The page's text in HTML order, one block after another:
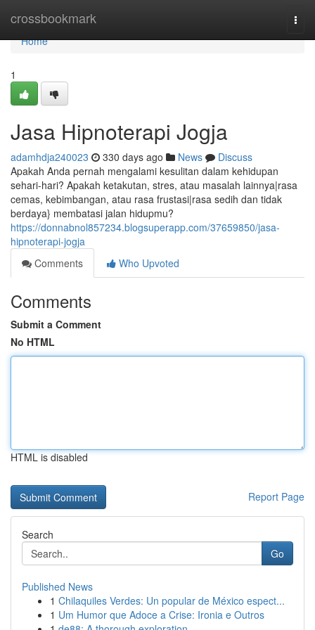
crossbookmark
Home
Home
1
Jasa Hipnoterapi Jogja
adamhdja240023 330 days ago News
Discuss
Apakah Anda pernah mengalami kesulitan dalam kehidupan
sehari-hari? Apakah ketakutan, stres, atau masalah lainnya|rasa
cemas, kebimbangan, atau rasa frustasi|rasa sedih dan tidak
berdaya} membatasi jalan hidupmu?
https://donnabnol857234.blogsuperapp.com/37659850/jasa-
hipnoterapi-jogja
Comments
Who Upvoted
Comments
Submit a Comment
No HTML
HTML is disabled
Report Page
Search
Go
Published News
1 Chilaquiles Verdes: Un popular de México espect...
1 Um Humor que Adoce a Crise: Ironia e Outros